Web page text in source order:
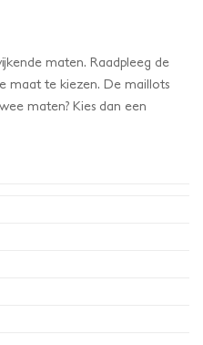
maten. Raadpleeg de
maat te kiezen. De maillots
maten? Kies dan een